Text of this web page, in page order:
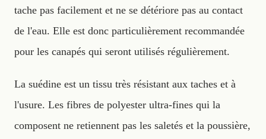
tache pas facilement et ne se détériore pas au contact
de l'eau. Elle est donc particulièrement recommandée
pour les canapés qui seront utilisés régulièrement.
La suédine est un tissu très résistant aux taches et à
l'usure. Les fibres de polyester ultra-fines qui la
composent ne retiennent pas les saletés et la poussière,